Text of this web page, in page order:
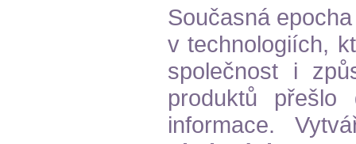
Současná
v technologiích,
společnost i
produktů
informace.